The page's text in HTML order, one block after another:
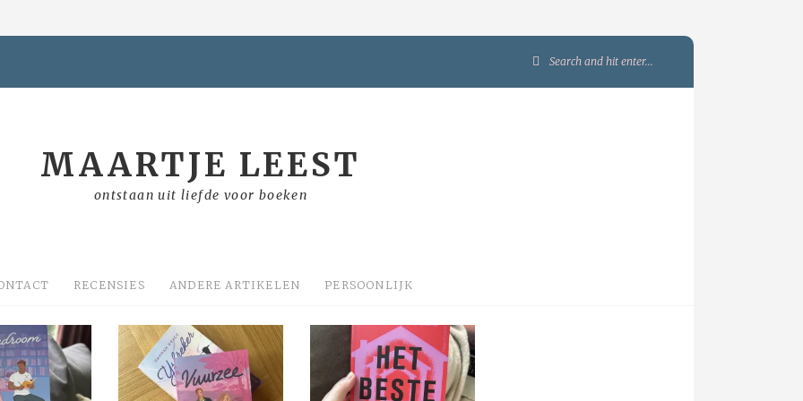
Search
MAARTJE LEEST
ontstaan uit liefde voor boeken
RECENSIES ANDERE ARTIKELEN PERSOONLIJK